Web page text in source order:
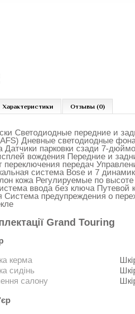
Характеристики Отзывы (0)
Светодиодные передние и
Дневные светодиодные
Датчики парковки сзади 7-
вождения Передние и
переключения передач
система Bose и 7
кожа Регулируемые по
ввода без ключа Путевой
Система предупреждения о
Grand Touring
керма
сидінь
салону